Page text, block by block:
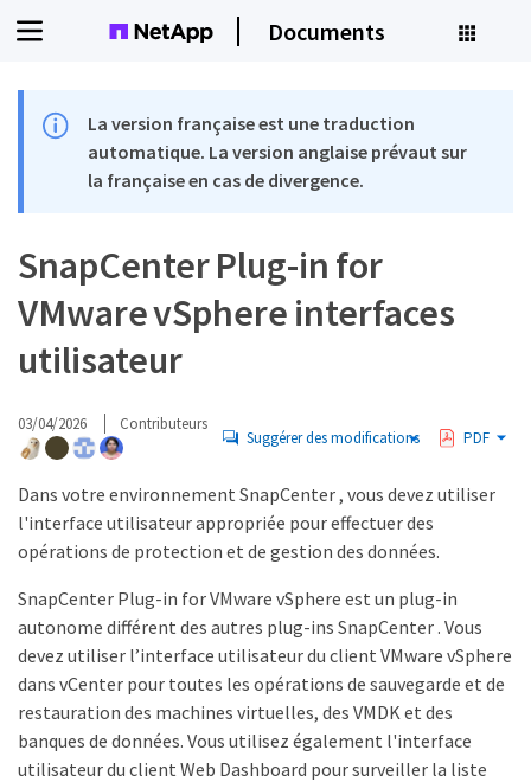
Documents
La version française est une traduction
automatique. La version anglaise prévaut sur
la française en cas de divergence.
SnapCenter Plug-in for
VMware vSphere interfaces
utilisateur
03/04/2026 Contributeurs
Suggérer des modifications PDF
Dans votre environnement SnapCenter , vous devez utiliser
l'interface utilisateur appropriée pour effectuer des
opérations de protection et de gestion des données.
SnapCenter Plug-in for VMware vSphere est un plug-in
autonome différent des autres plug-ins SnapCenter . Vous
devez utiliser l’interface utilisateur du client VMware vSphere
dans vCenter pour toutes les opérations de sauvegarde et de
restauration des machines virtuelles, des VMDK et des
banques de données. Vous utilisez également l'interface
utilisateur du client Web Dashboard pour surveiller la liste